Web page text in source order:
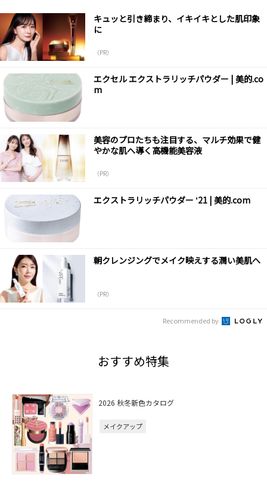
キュッと引き締まり、イキイキとした肌印象
に
（PR）
エクセル エクストラリッチパウダー | 美的.co
m
美容のプロたちも注目する、マルチ効果で健
やかな肌へ導く高機能美容液
（PR）
エクストラリッチパウダー ʼ21 | 美的.com
朝クレンジングでメイク映えする潤い美肌へ
（PR）
Recommended by
おすすめ特集
2026 秋冬新色カタログ
メイクアップ